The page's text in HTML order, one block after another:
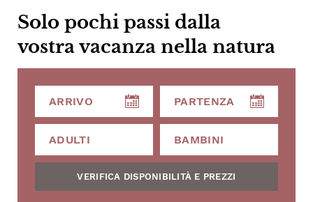
Solo pochi passi dalla
vostra vacanza nella natura
VERIFICA DISPONIBILITÀ E PREZZI